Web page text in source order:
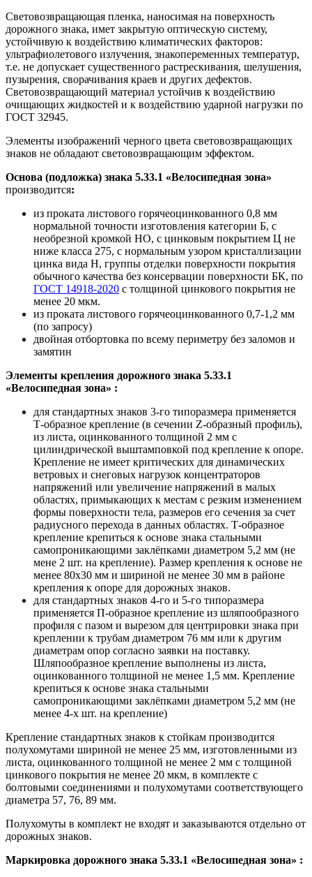
Световозвращающая пленка, наносимая на поверхность
дорожного знака, имет закрытую оптическую систему,
устойчивую к воздействию климатических факторов:
ультрафиолетового излучения, знакопеременных температур,
т.е. не допускает существенного растрескивания, шелушения,
пузырения, сворачивания краев и других дефектов.
Световозвращающий материал устойчив к воздействию
очищающих жидкостей и к воздействию ударной нагрузки по
ГОСТ 32945.
Элементы изображений черного цвета световозвращающих
знаков не обладают световозвращающим эффектом.
Основа (подложка) знака 5.33.1 «Велосипедная зона»
производится:
из проката листового горячеоцинкованного 0,8 мм
нормальной точности изготовления категории Б, с
необрезной кромкой НО, с цинковым покрытием Ц не
ниже класса 275, с нормальным узором кристаллизации
цинка вида Н, группы отделки поверхности покрытия
обычного качества без консервации поверхности БК, по
ГОСТ 14918-2020 с толщиной цинкового покрытия не
менее 20 мкм.
из проката листового горячеоцинкованного 0,7-1,2 мм
(по запросу)
двойная отбортовка по всему периметру без заломов и
замятин
Элементы крепления дорожного знака 5.33.1
«Велосипедная зона» :
для стандартных знаков 3-го типоразмера применяется
Т-образное крепление (в сечении Z-образный профиль),
из листа, оцинкованного толщиной 2 мм с
цилиндрической выштамповкой под крепление к опоре.
Крепление не имеет критических для динамических
ветровых и снеговых нагрузок концентраторов
напряжений или увеличение напряжений в малых
областях, примыкающих к местам с резким изменением
формы поверхности тела, размеров его сечения за счет
радиусного перехода в данных областях. Т-образное
крепление крепиться к основе знака стальными
самопроникающими заклёпками диаметром 5,2 мм (не
мене 2 шт. на крепление). Размер крепления к основе не
менее 80х30 мм и шириной не менее 30 мм в районе
крепления к опоре для дорожных знаков.
для стандартных знаков 4-го и 5-го типоразмера
применяется П-образное крепление из шляпообразного
профиля с пазом и вырезом для центрировки знака при
креплении к трубам диаметром 76 мм или к другим
диаметрам опор согласно заявки на поставку.
Шляпообразное крепление выполнены из листа,
оцинкованного толщиной не менее 1,5 мм. Крепление
крепиться к основе знака стальными
самопроникающими заклёпками диаметром 5,2 мм (не
менее 4-х шт. на крепление)
Крепление стандартных знаков к стойкам производится
полухомутами шириной не менее 25 мм, изготовленными из
листа, оцинкованного толщиной не менее 2 мм с толщиной
цинкового покрытия не менее 20 мкм, в комплекте с
болтовыми соединениями и полухомутами соответствующего
диаметра 57, 76, 89 мм.
Полухомуты в комплект не входят и заказываются отдельно от
дорожных знаков.
Маркировка дорожного знака 5.33.1 «Велосипедная зона» :